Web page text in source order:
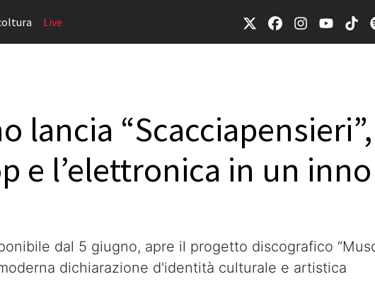
Live
lancia
e l’elettronica in un
dal 5 giugno, apre il progetto discografico
dichiarazione d'identità culturale e artistica